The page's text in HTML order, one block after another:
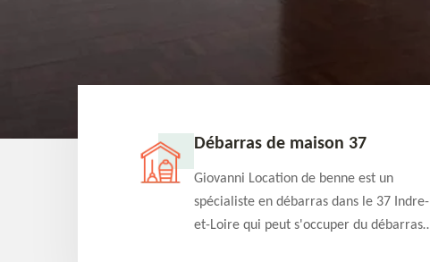
37 Débarras de maison 37
Giovanni Location de benne est un
spécialiste en débarras dans le 37 Indre-
et-Loire qui peut s'occuper du débarras